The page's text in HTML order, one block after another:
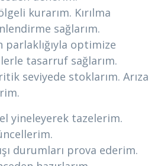
kurarım. Kırılma
sağlarım.
optimize
tasarruf sağlarım.
seviyede stoklarım. Arıza
yineleyerek tazelerim.
durumları prova ederim.